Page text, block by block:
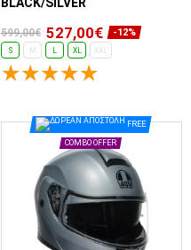
599,00€ 527,00€ -12%
S XL XXL
FREE
COMBO OFFER